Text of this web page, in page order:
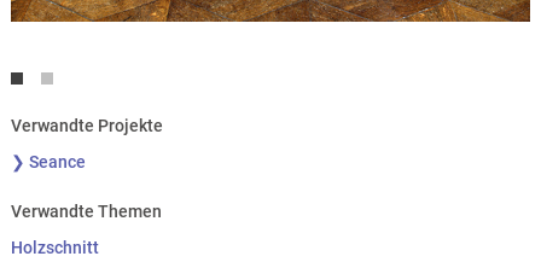
Verwandte Projekte
❯ Seance
Verwandte Themen
Holzschnitt